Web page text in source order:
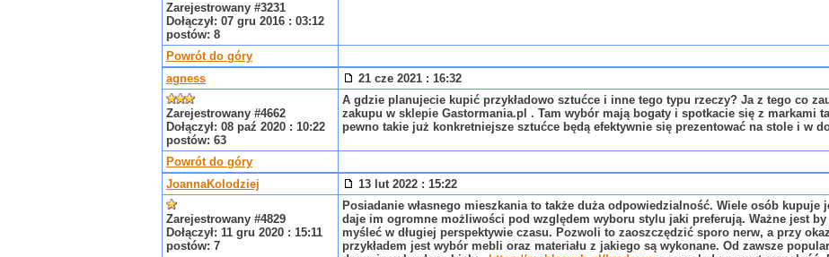
Zarejestrowany #3231
Dołączył: 07 gru 2016 : 03:12
postów: 8
Powrót do góry
agness
21 cze 2021 : 16:32
Zarejestrowany #4662
Dołączył: 08 paź 2020 : 10:22
postów: 63
A gdzie planujecie kupić przykładowo sztućce i inne tego typu rzeczy? Ja z tego co
zakupu w sklepie Gastormania.pl . Tam wybór mają bogaty i spotkacie się z markami
pewno takie już konkretniejsze sztućce będą efektywnie się prezentować na stole i w
Powrót do góry
JoannaKolodziej
13 lut 2022 : 15:22
Zarejestrowany #4829
Dołączył: 11 gru 2020 : 15:11
postów: 7
Posiadanie własnego mieszkania to także duża odpowiedzialność. Wiele osób
daje im ogromne możliwości pod względem wyboru stylu jaki preferują. Ważne jest
myśleć w długiej perspektywie czasu. Pozwoli to zaoszczędzić sporo nerw, a przy
przykładem jest wybór mebli oraz materiału z jakiego są wykonane. Od zawsze